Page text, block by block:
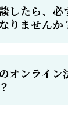
したら、必
りませんか
オンライン